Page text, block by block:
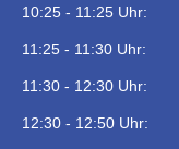
10:25 - 11:25 Uhr:
11:25 - 11:30 Uhr:
11:30 - 12:30 Uhr:
12:30 - 12:50 Uhr: